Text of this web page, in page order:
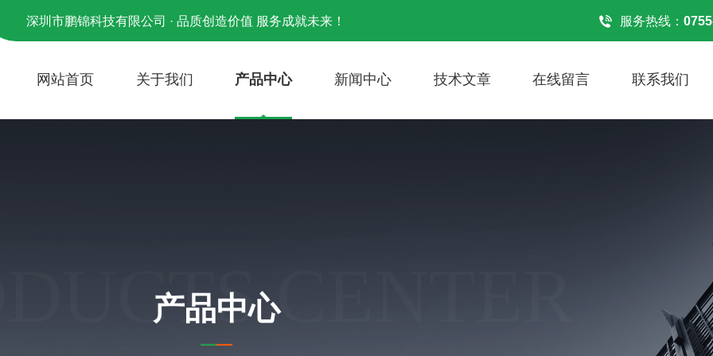
深圳市鹏锦科技有限公司 · 品质创造价值 服务成就未来！ 服务热线：
网站首页 关于我们 产品中心 新闻中心 技术文章 在线留言 联系我们
CENTER
产品中心